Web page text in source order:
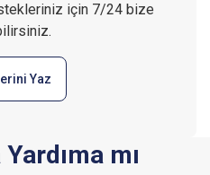
için 7/24 bize
Yaz
mı